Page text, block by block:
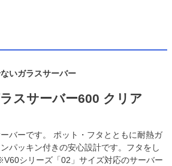
いガラスサーバー
スサーバー600 クリア
バーです。 ポット・フタとともに耐熱ガ
パッキン付きの安心設計です。フタをし
シリーズ「02」サイズ対応のサーバー